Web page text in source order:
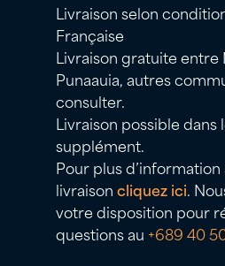
Livraison selon
Française
Livraison gratuite entre
Punaauia, autres
consulter.
Livraison possible dans
supplément.
Pour plus d’information
livraisoncliquez ici.
votre disposition pour
questions au +689 40